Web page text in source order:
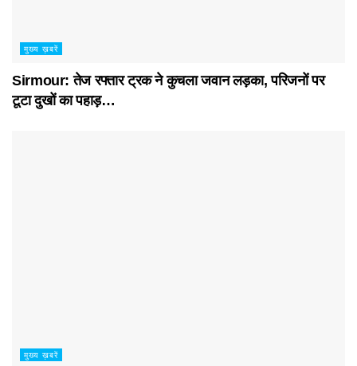
मुख्य ख़बरें
Sirmour: तेज रफ्तार ट्रक ने कुचला जवान लड़का, परिजनों पर
टूटा दुखों का पहाड़…
मुख्य ख़बरें